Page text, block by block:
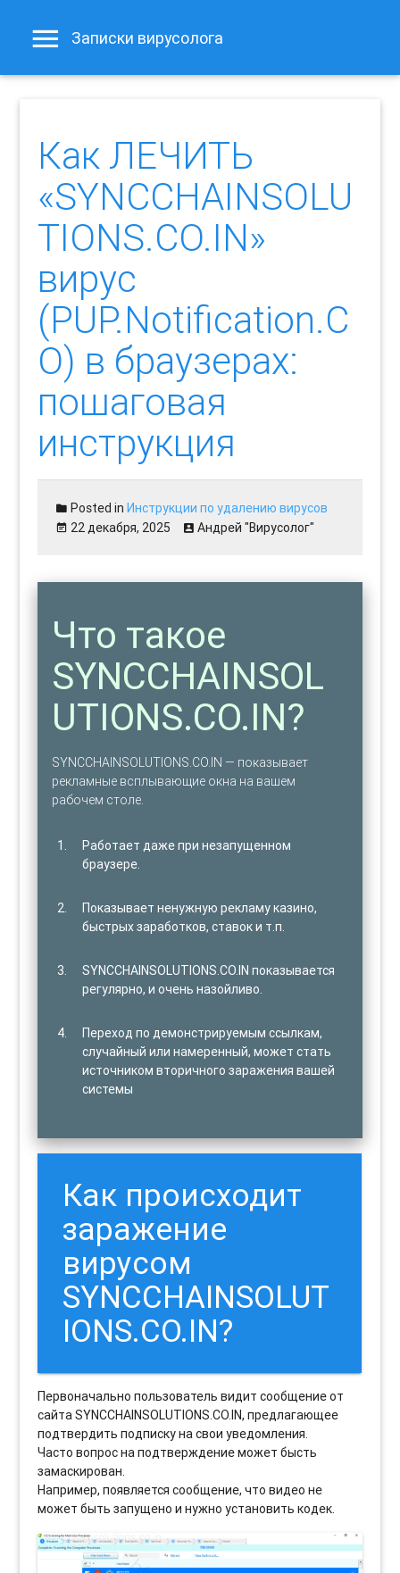
Записки вирусолога
Как ЛЕЧИТЬ
«SYNCCHAINSOLU
TIONS.CO.IN»
вирус
(PUP.Notification.C
O) в браузерах:
пошаговая
инструкция
Posted inИнструкции по удалению вирусов
22 декабря, 2025
Андрей "Вирусолог"
Что такое
SYNCCHAINSOL
UTIONS.CO.IN?
SYNCCHAINSOLUTIONS.CO.IN — показывает
рекламные всплывающие окна на вашем
рабочем столе.
Работает даже при незапущенном
браузере.
Показывает ненужную рекламу казино,
быстрых заработков, ставок и т.п.
SYNCCHAINSOLUTIONS.CO.IN показывается
регулярно, и очень назойливо.
Переход по демонстрируемым ссылкам,
случайный или намеренный, может стать
источником вторичного заражения вашей
системы
Как происходит
заражение
вирусом
SYNCCHAINSOLUT
IONS.CO.IN?
Первоначально пользователь видит сообщение от
сайта SYNCCHAINSOLUTIONS.CO.IN, предлагающее
подтвердить подписку на свои уведомления.
Часто вопрос на подтверждение может бысть
замаскирован.
Например, появляется сообщение, что видео не
может быть запущено и нужно установить кодек.